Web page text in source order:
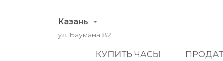
Казань
ул. Баумана 82
КУПИТЬ ЧАСЫ